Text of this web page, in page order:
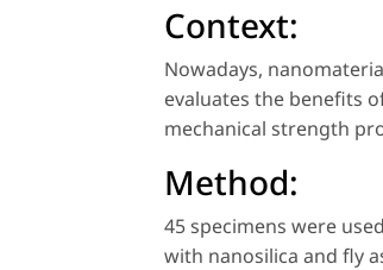
Context:
Nowadays,
evaluates the benefits
mechanical strength
Method:
45 specimens were
with nanosilica and fly